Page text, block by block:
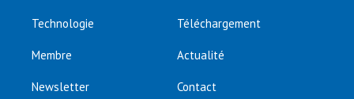
Technologie Téléchargement
Membre Actualité
Newsletter Contact